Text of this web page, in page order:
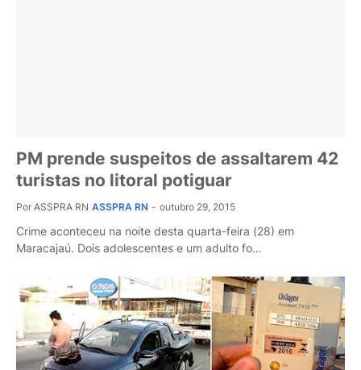
PM prende suspeitos de assaltarem 42
turistas no litoral potiguar
Por ASSPRA RN ASSPRA RN - outubro 29, 2015
Crime aconteceu na noite desta quarta-feira (28) em
Maracajaú. Dois adolescentes e um adulto fo…